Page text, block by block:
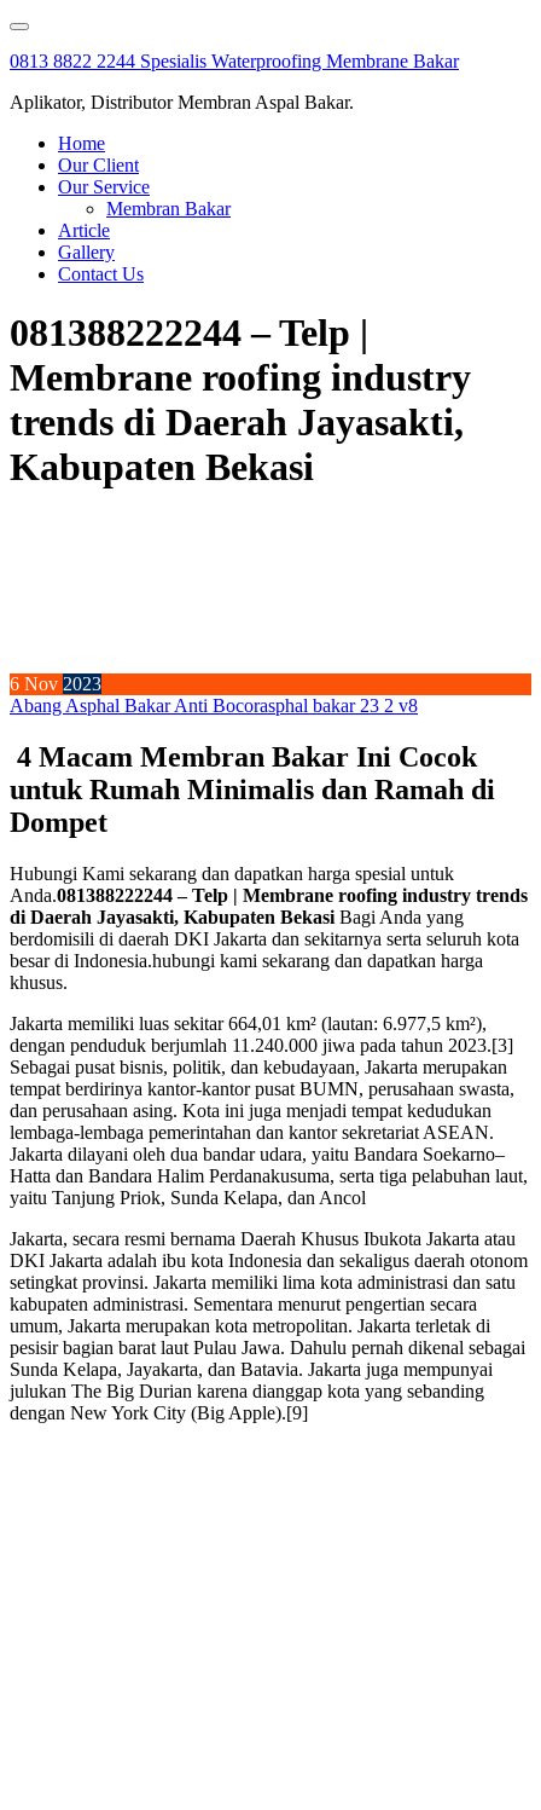
Skip
content
0813 8822 2244 Spesialis Waterproofing Membrane Bakar
Aplikator, Distributor Membran Aspal Bakar.
Home
Our Client
Our Service
Membran Bakar
Article
Gallery
Contact Us
081388222244 – Telp |
Membrane roofing industry
trends di Daerah Jayasakti,
Kabupaten Bekasi
6 Nov 2023
Abang Asphal Bakar Anti Bocorasphal bakar 23 2 v8
4 Macam Membran Bakar Ini Cocok
untuk Rumah Minimalis dan Ramah di
Dompet
Hubungi Kami sekarang dan dapatkan harga spesial untuk
Anda.081388222244 – Telp | Membrane roofing industry trends
di Daerah Jayasakti, Kabupaten Bekasi Bagi Anda yang
berdomisili di daerah DKI Jakarta dan sekitarnya serta seluruh kota
besar di Indonesia.hubungi kami sekarang dan dapatkan harga
khusus.
Jakarta memiliki luas sekitar 664,01 km² (lautan: 6.977,5 km²),
dengan penduduk berjumlah 11.240.000 jiwa pada tahun 2023.[3]
Sebagai pusat bisnis, politik, dan kebudayaan, Jakarta merupakan
tempat berdirinya kantor-kantor pusat BUMN, perusahaan swasta,
dan perusahaan asing. Kota ini juga menjadi tempat kedudukan
lembaga-lembaga pemerintahan dan kantor sekretariat ASEAN.
Jakarta dilayani oleh dua bandar udara, yaitu Bandara Soekarno–
Hatta dan Bandara Halim Perdanakusuma, serta tiga pelabuhan laut,
yaitu Tanjung Priok, Sunda Kelapa, dan Ancol
Jakarta, secara resmi bernama Daerah Khusus Ibukota Jakarta atau
DKI Jakarta adalah ibu kota Indonesia dan sekaligus daerah otonom
setingkat provinsi. Jakarta memiliki lima kota administrasi dan satu
kabupaten administrasi. Sementara menurut pengertian secara
umum, Jakarta merupakan kota metropolitan. Jakarta terletak di
pesisir bagian barat laut Pulau Jawa. Dahulu pernah dikenal sebagai
Sunda Kelapa, Jayakarta, dan Batavia. Jakarta juga mempunyai
julukan The Big Durian karena dianggap kota yang sebanding
dengan New York City (Big Apple).[9]